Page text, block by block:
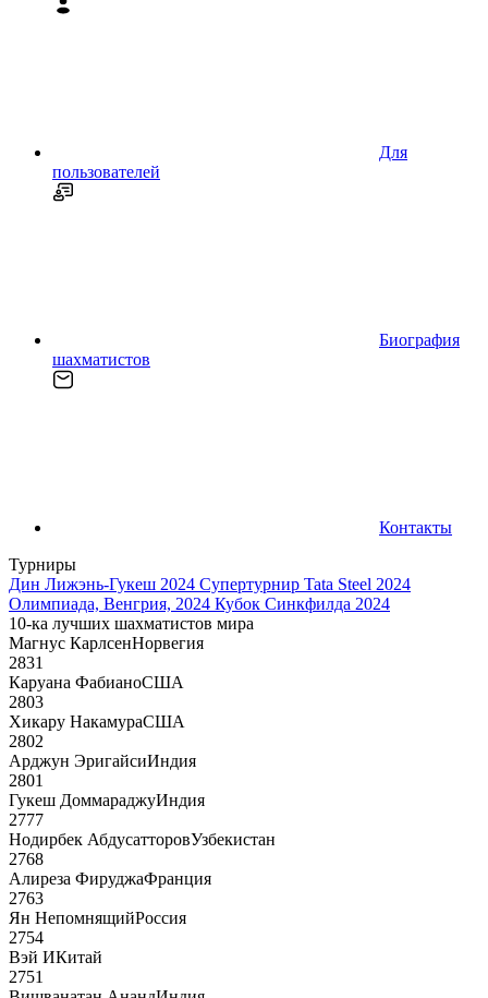
Для
пользователей
Биография
шахматистов
Контакты
Турниры
Дин Лижэнь-Гукеш 2024 Супертурнир Tata Steel 2024
Олимпиада, Венгрия, 2024 Кубок Синкфилда 2024
10-ка лучших шахматистов мира
Магнус КарлсенНорвегия
2831
Каруана ФабианоСША
2803
Хикару НакамураСША
2802
Арджун ЭригайсиИндия
2801
Гукеш ДоммараджуИндия
2777
Нодирбек АбдусатторовУзбекистан
2768
Алиреза ФируджаФранция
2763
Ян НепомнящийРоссия
2754
Вэй ИКитай
2751